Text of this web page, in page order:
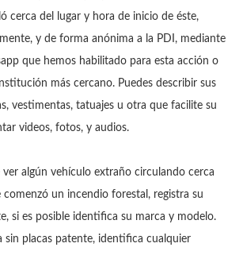
cerca del lugar y hora de inicio de éste,
y de forma anónima a la PDI, mediante
que hemos habilitado para esta acción o
más cercano. Puedes describir sus
vestimentas, tatuajes u otra que facilite su
videos, fotos, y audios.
ver algún vehículo extraño circulando cerca
un incendio forestal, registra su
si es posible identifica su marca y modelo.
sin placas patente, identifica cualquier